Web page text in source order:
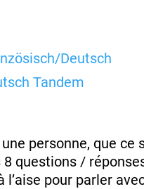
Deutsch
Tandem
personne, que ce
questions /
pour parler